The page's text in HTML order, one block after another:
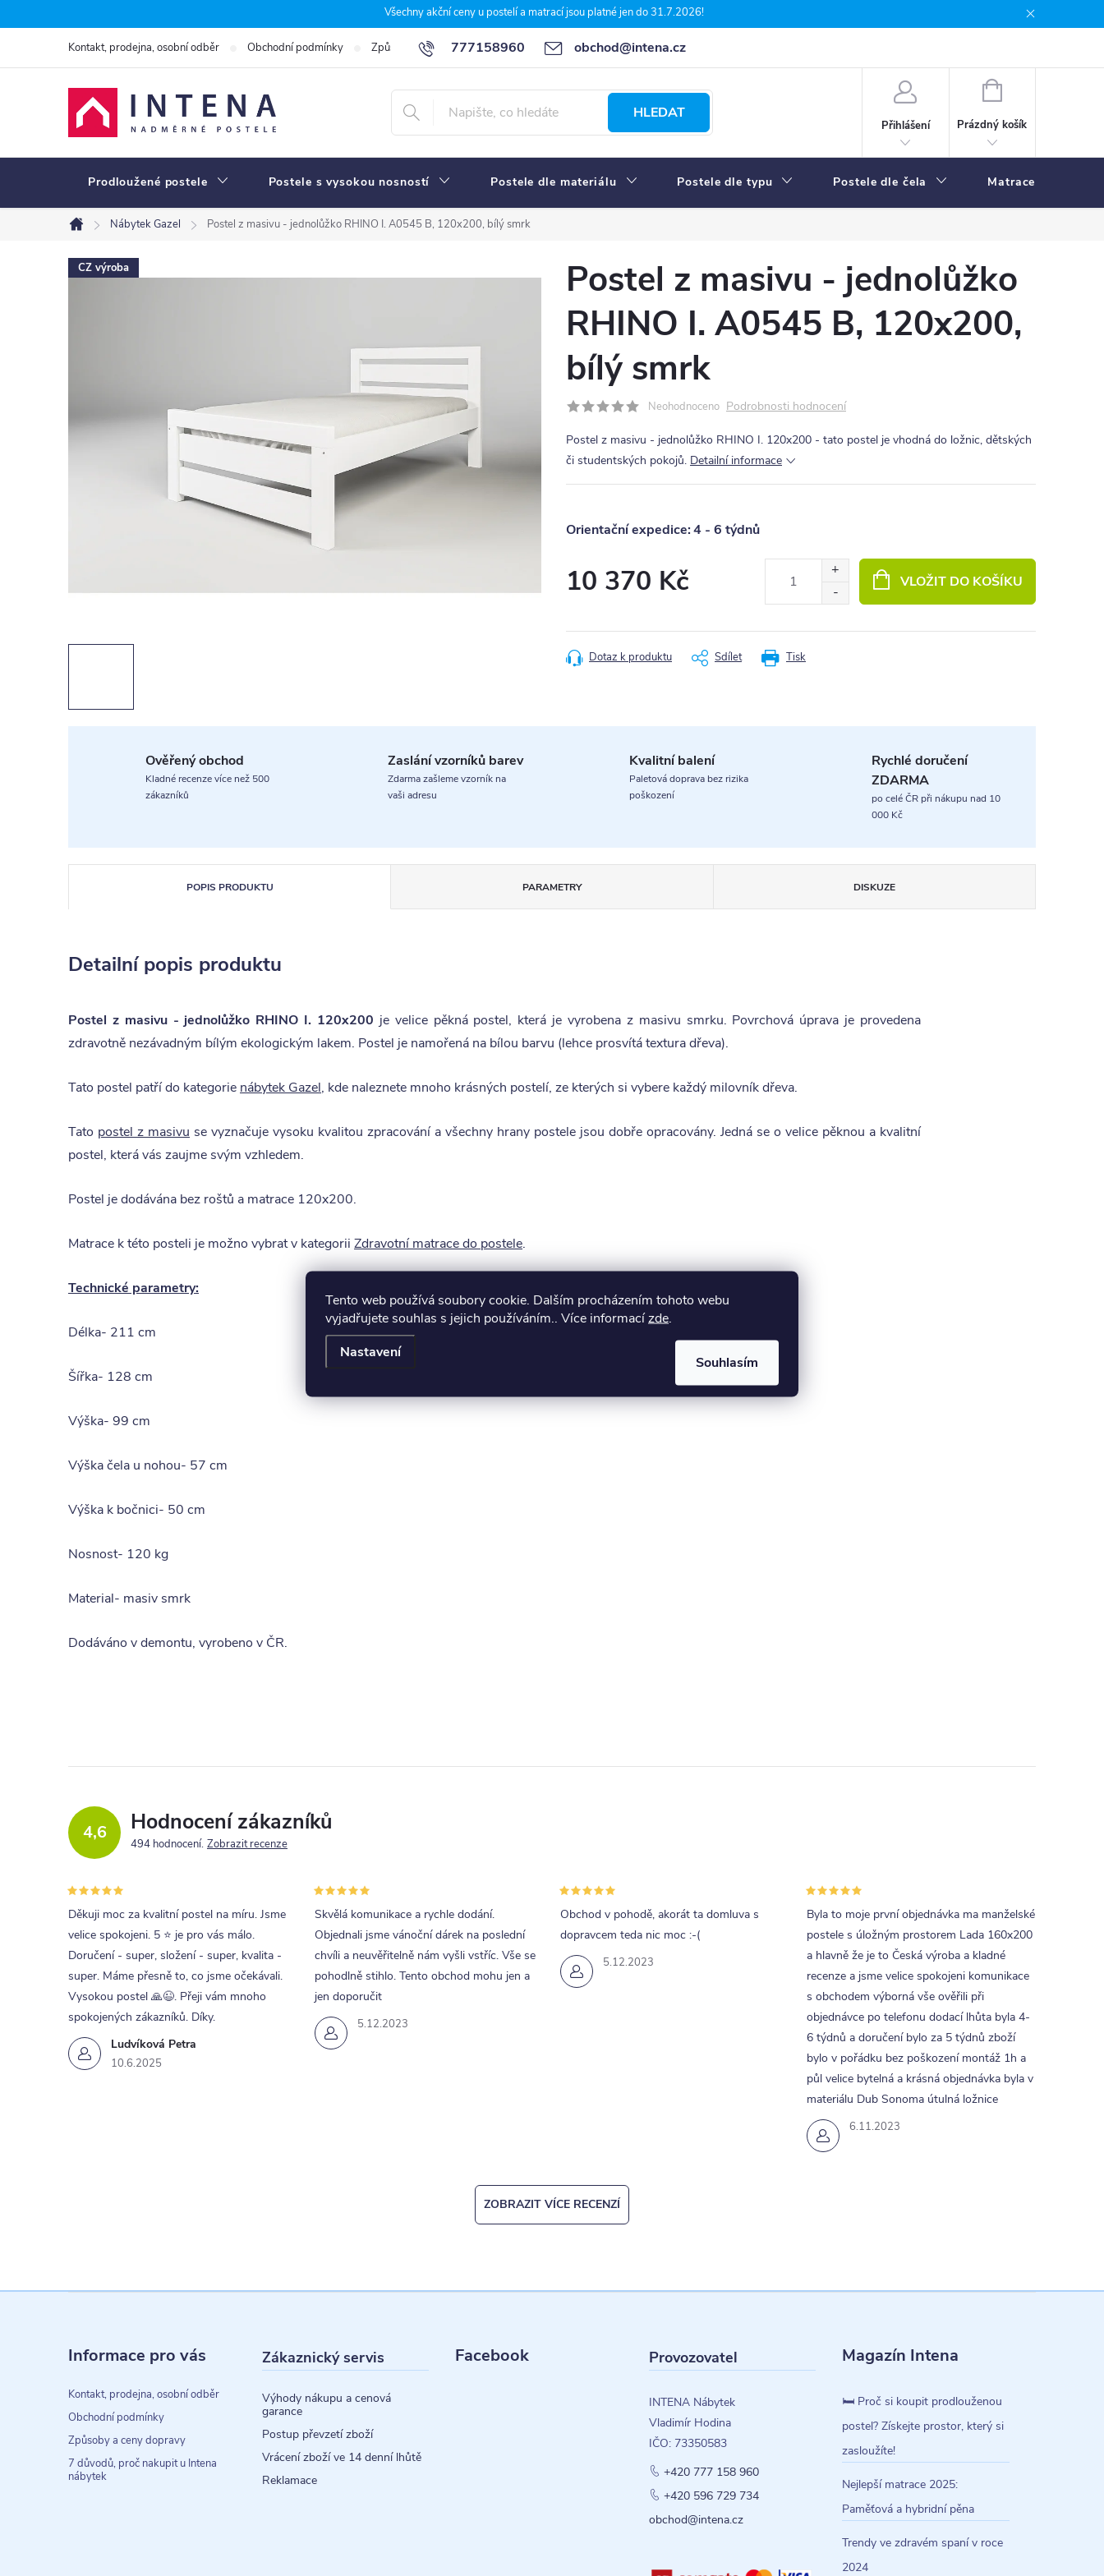
Tento web používá soubory cookie. Dalším procházením tohoto webu
vyjadřujete souhlas s jejich používáním.. Více informacízde.
Nastavení
Souhlasím
na
Všechny akční ceny u postelí a matrací jsou platné jen do 31.7.2026!
777158960 obchod@intena.cz
Kontakt, prodejna, osobní odběr Obchodní podmínky Způsoby a ceny dopravy 7 důvodů, proč nakupit u Intena nábytek
HLEDAT
Přihlášení
NÁKUPNÍ
Prázdný košík
Prodloužené postele Postele s vysokou nosností Postele dle materiálu Postele dle typu Postele dle čela Matrace
Domů
Nábytek Gazel Postel z masivu - jednolůžko RHINO I. A0545 B, 120x200, bílý smrk
CZ výroba
Postel z masivu - jednolůžko
RHINO I. A0545 B, 120x200,
bílý smrk
Neohodnoceno Podrobnosti hodnocení
Postel z masivu - jednolůžko RHINO I. 120x200 - tato postel je vhodná do ložnic, dětských
či studentských pokojů. Detailní informace
4 - 6 týdnů
10 370 Kč VLOŽIT DO KOŠÍKU
Tisk
Dotaz k produktu Sdílet
Ověřený obchod
Kladné recenze více než 500
zákazníků
Zaslání vzorníků barev
Zdarma zašleme vzorník na
vaši adresu
Kvalitní balení
Paletová doprava bez rizika
poškození
Rychlé doručení
ZDARMA
po celé ČR při nákupu nad 10
000 Kč
POPIS PRODUKTU DISKUZE
PARAMETRY
Detailní popis produktu
Postel z masivu - jednolůžko RHINO I. 120x200 je velice pěkná postel, která je vyrobena z masivu smrku. Povrchová úprava je provedena
zdravotně nezávadným bílým ekologickým lakem. Postel je namořená na bílou barvu (lehce prosvítá textura dřeva).
Tato postel patří do kategorie nábytek Gazel, kde naleznete mnoho krásných postelí, ze kterých si vybere každý milovník dřeva.
Tato postel z masivu se vyznačuje vysoku kvalitou zpracování a všechny hrany postele jsou dobře opracovány. Jedná se o velice pěknou a kvalitní
postel, která vás zaujme svým vzhledem.
Postel je dodávána bez roštů a matrace 120x200.
Matrace k této posteli je možno vybrat v kategorii Zdravotní matrace do postele.
Technické parametry:
Délka- 211 cm
Šířka- 128 cm
Výška- 99 cm
Výška čela u nohou- 57 cm
Výška k bočnici- 50 cm
Nosnost- 120 kg
Material- masiv smrk
Dodáváno v demontu, vyrobeno v ČR.
4,6 Hodnocení zákazníků
494 hodnocení Zobrazit recenze
Ludvíková Petra
10.6.2025
Děkuji moc za kvalitní postel na míru. Jsme
velice spokojeni. 5 ⭐ je pro vás málo.
Doručení - super, složení - super, kvalita -
super. Máme přesně to, co jsme očekávali.
Vysokou postel 🙏😉. Přeji vám mnoho
spokojených zákazníků. Díky.
5.12.2023
Skvělá komunikace a rychle dodání.
Objednali jsme vánoční dárek na poslední
chvíli a neuvěřitelně nám vyšli vstříc. Vše se
pohodlně stihlo. Tento obchod mohu jen a
jen doporučit
5.12.2023
Obchod v pohodě, akorát ta domluva s
dopravcem teda nic moc :-(
6.11.2023
Byla to moje první objednávka ma manželské
postele s úložným prostorem Lada 160x200
a hlavně že je to Česká výroba a kladné
recenze a jsme velice spokojeni komunikace
s obchodem výborná vše ověřili při
objednávce po telefonu dodací lhůta byla 4-
6 týdnů a doručení bylo za 5 týdnů zboží
bylo v pořádku bez poškození montáž 1h a
půl velice bytelná a krásná objednávka byla v
materiálu Dub Sonoma útulná ložnice
ZOBRAZIT VÍCE RECENZÍ
Informace pro vás
Kontakt, prodejna, osobní odběr
Obchodní podmínky
Způsoby a ceny dopravy
7 důvodů, proč nakupit u Intena
nábytek
Zákaznický servis
Výhody nákupu a cenová
garance
Postup převzetí zboží
Vrácení zboží ve 14 denní lhůtě
Reklamace
Facebook Provozovatel
INTENA Nábytek
Vladimír Hodina
IČO: 73350583
+420 777 158 960
+420 596 729 734
obchod@intena.cz
Magazín Intena
🛏️ Proč si koupit prodlouženou
postel? Získejte prostor, který si
zasloužíte!
Nejlepší matrace 2025:
Paměťová a hybridní pěna
Trendy ve zdravém spaní v roce
2024